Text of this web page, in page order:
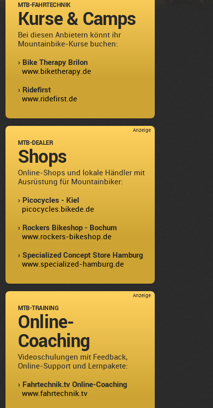
MTB-FAHRTECHNIK
Kurse & Camps
Bei diesen Anbietern könnt ihr
Mountainbike-Kurse buchen:
› Bike Therapy Brilon
www.biketherapy.de
› Ridefirst
www.ridefirst.de
Anzeige
MTB-DEALER
Shops
Online-Shops und lokale Händler mit
Ausrüstung für Mountainbiker:
› Picocycles - Kiel
picocycles.bikede.de
› Rockers Bikeshop - Bochum
www.rockers-bikeshop.de
› Specialized Concept Store Hamburg
www.specialized-hamburg.de
Anzeige
MTB-TRAINING
Online-
Coaching
Videoschulungen mit Feedback,
Online-Support und Lernpakete:
› Fahrtechnik.tv Online-Coaching
www.fahrtechnik.tv